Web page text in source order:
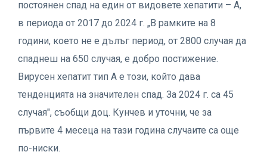
постоянен спад на един от видовете хепатити – А,
в периода от 2017 до 2024 г. „В рамките на 8
години, което не е дълъг период, от 2800 случая да
спаднеш на 650 случая, е добро постижение.
Вирусен хепатит тип А е този, който дава
тенденцията на значителен спад. За 2024 г. са 45
случая", съобщи доц. Кунчев и уточни, че за
първите 4 месеца на тази година случаите са още
по-ниски.